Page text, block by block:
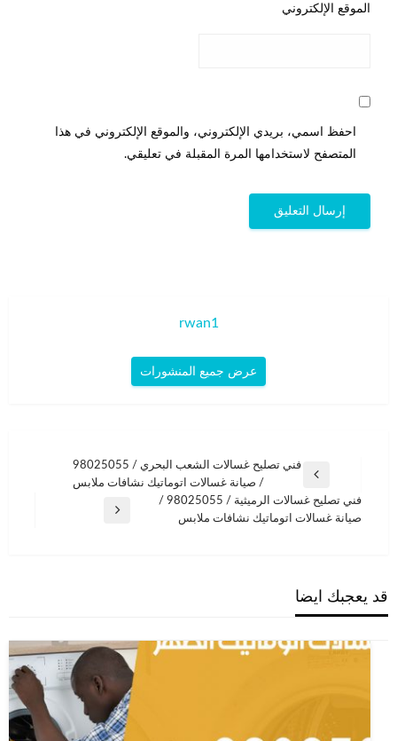
الموقع الإلكتروني
احفظ اسمي، بريدي الإلكتروني، والموقع الإلكتروني في هذا
المتصفح لاستخدامها المرة المقبلة في تعليقي.
rwan1
عرض جميع المنشورات
المقالات
المقالة
السابقة
فني تصليح غسالات الشعب البحري / 98025055
/ صيانة غسالات اتوماتيك نشافات ملابس
المقالة
فني تصليح غسالات الرميثية / 98025055 /
صيانة غسالات اتوماتيك نشافات ملابس
قد يعجبك ايضا